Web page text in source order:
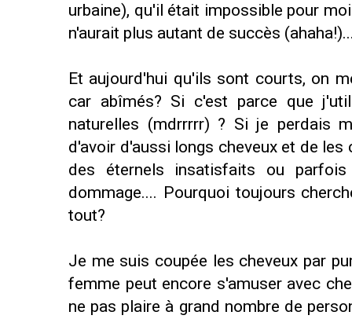
urbaine), qu'il était impossible pour
n'aurait plus autant de succès
Et aujourd'hui qu'ils sont courts, on
car abîmés? Si c'est parce que
naturelles (mdrrrrr) ? Si je perdais
d'avoir d'aussi longs cheveux et de
des éternels insatisfaits ou
dommage.... Pourquoi toujours
tout?
Je me suis coupée les cheveux par
femme peut encore s'amuser avec
ne pas plaire à grand nombre de